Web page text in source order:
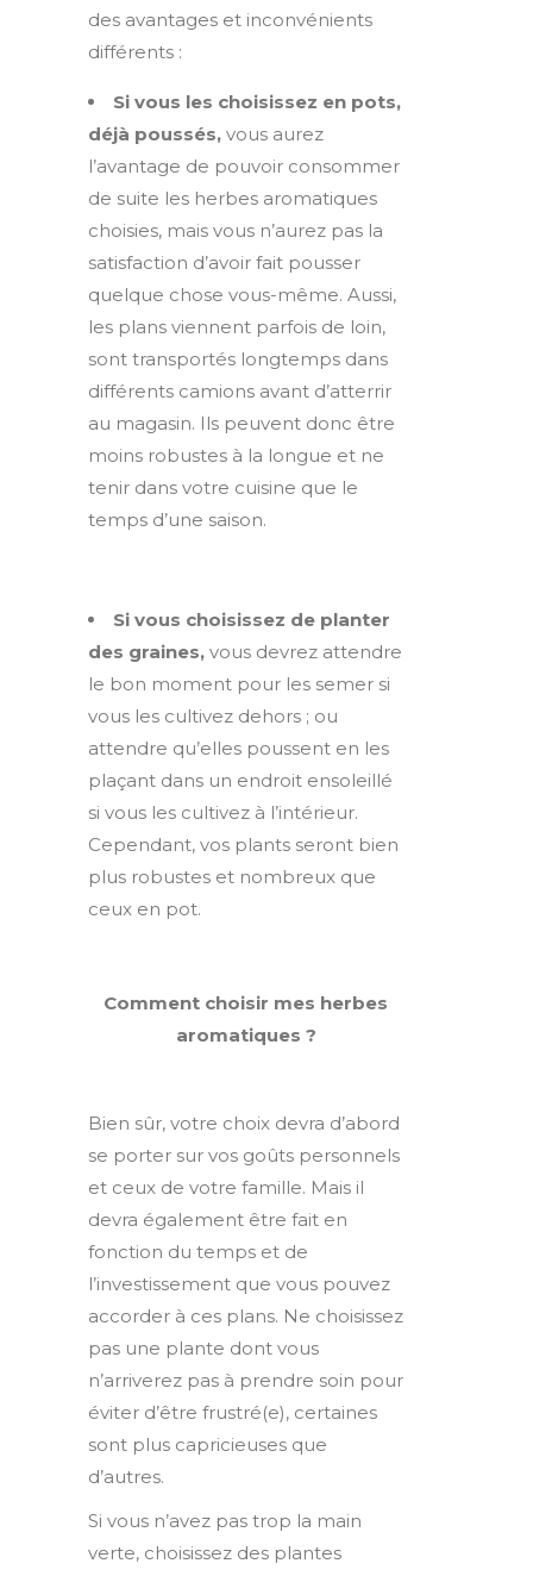
des avantages et inconvénients
différents :
Si vous les choisissez en pots,
déjà poussés, vous aurez
l’avantage de pouvoir consommer
de suite les herbes aromatiques
choisies, mais vous n’aurez pas la
satisfaction d’avoir fait pousser
quelque chose vous-même. Aussi,
les plans viennent parfois de loin,
sont transportés longtemps dans
différents camions avant d’atterrir
au magasin. Ils peuvent donc être
moins robustes à la longue et ne
tenir dans votre cuisine que le
temps d’une saison.
Si vous choisissez de planter
des graines, vous devrez attendre
le bon moment pour les semer si
vous les cultivez dehors ; ou
attendre qu’elles poussent en les
plaçant dans un endroit ensoleillé
si vous les cultivez à l’intérieur.
Cependant, vos plants seront bien
plus robustes et nombreux que
ceux en pot.
Comment choisir mes herbes
aromatiques ?
Bien sûr, votre choix devra d’abord
se porter sur vos goûts personnels
et ceux de votre famille. Mais il
devra également être fait en
fonction du temps et de
l’investissement que vous pouvez
accorder à ces plans. Ne choisissez
pas une plante dont vous
n’arriverez pas à prendre soin pour
éviter d’être frustré(e), certaines
sont plus capricieuses que
d’autres.
Si vous n’avez pas trop la main
verte, choisissez des plantes